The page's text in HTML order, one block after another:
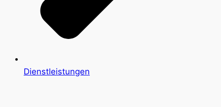
Dienstleistungen